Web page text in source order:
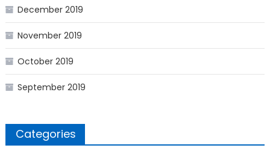
December 2019
November 2019
October 2019
September 2019
Categories